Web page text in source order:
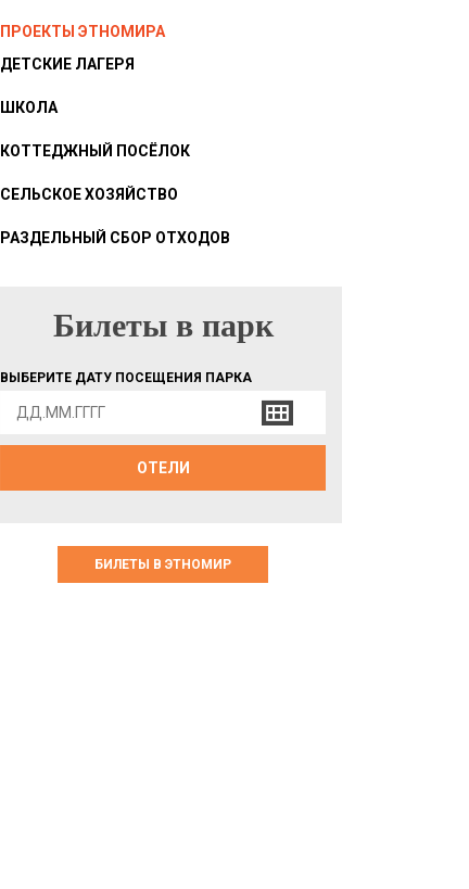
ПРОЕКТЫ ЭТНОМИРА
ДЕТСКИЕ ЛАГЕРЯ
ШКОЛА
КОТТЕДЖНЫЙ ПОСЁЛОК
СЕЛЬСКОЕ ХОЗЯЙСТВО
РАЗДЕЛЬНЫЙ СБОР ОТХОДОВ
БИЛЕТЫ В ПАРК
Билеты в парк
ВЫБЕРИТЕ ДАТУ ПОСЕЩЕНИЯ ПАРКА
ОТЕЛИ
БИЛЕТЫ В ЭТНОМИР